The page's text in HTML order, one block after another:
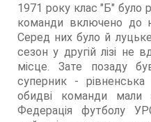
1971 року клас "Б" було
команди включено до
Серед них було й
сезон у другій лізі не
місце. Зате позаду
суперник -
обидві команди мали
Федерація футболу